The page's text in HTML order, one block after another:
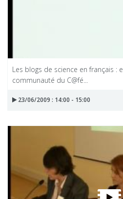
Les blogs de science en français :
communauté du C@fé...
23/06/2009 : 14:00 - 15:00